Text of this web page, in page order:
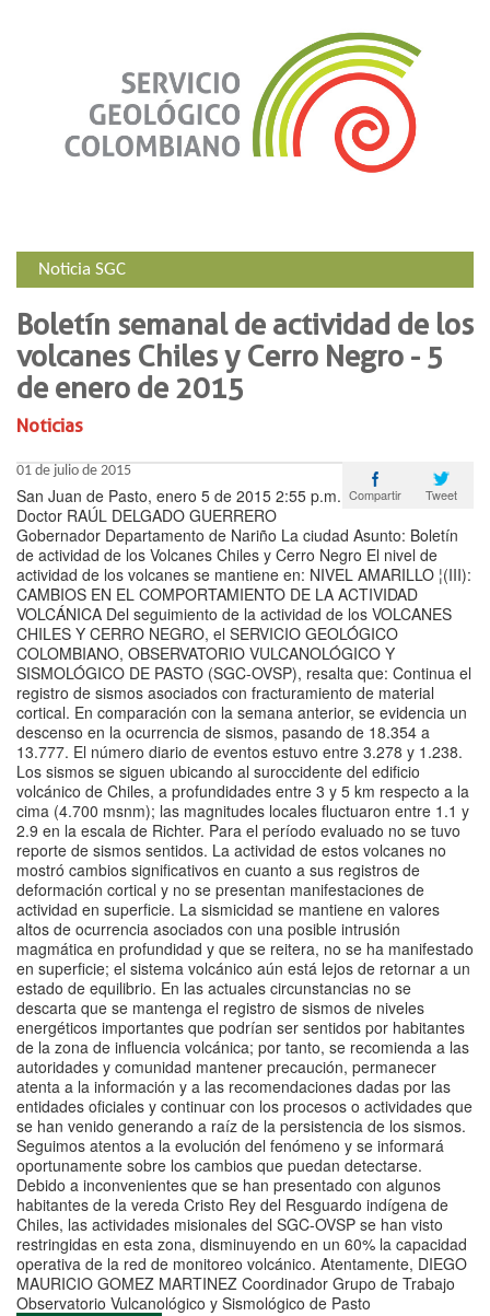
Noticia SGC
Boletín semanal de actividad de los
volcanes Chiles y Cerro Negro - 5
de enero de 2015
Noticias
01 de julio de 2015
Tweet
Compartir
San Juan de Pasto, enero 5 de 2015 2:55 p.m.
Doctor RAÚL DELGADO GUERRERO
Gobernador Departamento de Nariño La ciudad Asunto: Boletín
de actividad de los Volcanes Chiles y Cerro Negro El nivel de
actividad de los volcanes se mantiene en: NIVEL AMARILLO ¦(III):
CAMBIOS EN EL COMPORTAMIENTO DE LA ACTIVIDAD
VOLCÁNICA Del seguimiento de la actividad de los VOLCANES
CHILES Y CERRO NEGRO, el SERVICIO GEOLÓGICO
COLOMBIANO, OBSERVATORIO VULCANOLÓGICO Y
SISMOLÓGICO DE PASTO (SGC-OVSP), resalta que: Continua el
registro de sismos asociados con fracturamiento de material
cortical. En comparación con la semana anterior, se evidencia un
descenso en la ocurrencia de sismos, pasando de 18.354 a
13.777. El número diario de eventos estuvo entre 3.278 y 1.238.
Los sismos se siguen ubicando al suroccidente del edificio
volcánico de Chiles, a profundidades entre 3 y 5 km respecto a la
cima (4.700 msnm); las magnitudes locales fluctuaron entre 1.1 y
2.9 en la escala de Richter. Para el período evaluado no se tuvo
reporte de sismos sentidos. La actividad de estos volcanes no
mostró cambios significativos en cuanto a sus registros de
deformación cortical y no se presentan manifestaciones de
actividad en superficie. La sismicidad se mantiene en valores
altos de ocurrencia asociados con una posible intrusión
magmática en profundidad y que se reitera, no se ha manifestado
en superficie; el sistema volcánico aún está lejos de retornar a un
estado de equilibrio. En las actuales circunstancias no se
descarta que se mantenga el registro de sismos de niveles
energéticos importantes que podrían ser sentidos por habitantes
de la zona de influencia volcánica; por tanto, se recomienda a las
autoridades y comunidad mantener precaución, permanecer
atenta a la información y a las recomendaciones dadas por las
entidades oficiales y continuar con los procesos o actividades que
se han venido generando a raíz de la persistencia de los sismos.
Seguimos atentos a la evolución del fenómeno y se informará
oportunamente sobre los cambios que puedan detectarse.
Debido a inconvenientes que se han presentado con algunos
habitantes de la vereda Cristo Rey del Resguardo indígena de
Chiles, las actividades misionales del SGC-OVSP se han visto
restringidas en esta zona, disminuyendo en un 60% la capacidad
operativa de la red de monitoreo volcánico. Atentamente, DIEGO
MAURICIO GOMEZ MARTINEZ Coordinador Grupo de Trabajo
Observatorio Vulcanológico y Sismológico de Pasto